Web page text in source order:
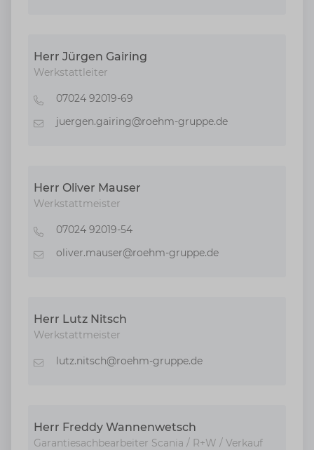
Herr Jürgen Gairing
Werkstattleiter
Telefon07024 92019-69
E-Mailjuergen.gairing@roehm-gruppe.de
Herr Oliver Mauser
Werkstattmeister
Telefon07024 92019-54
E-Mailoliver.mauser@roehm-gruppe.de
Herr Lutz Nitsch
Werkstattmeister
E-Maillutz.nitsch@roehm-gruppe.de
Herr Freddy Wannenwetsch
Garantiesachbearbeiter Scania / R+W / Verkauf